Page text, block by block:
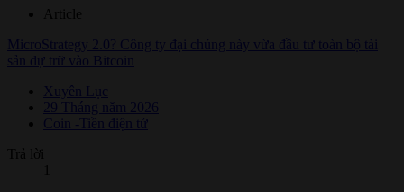
Article
MicroStrategy 2.0? Công ty đại chúng này vừa đầu tư toàn bộ tài
sản dự trữ vào Bitcoin
Xuyên Lục
29 Tháng năm 2026
Coin -Tiền điện tử
Trả lời